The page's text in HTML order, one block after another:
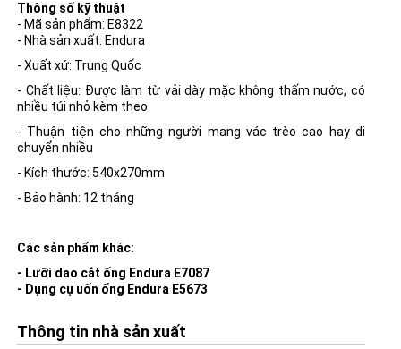
Thông số kỹ thuật
- Mã sản phẩm: E8322
- Nhà sản xuất: Endura
- Xuất xứ: Trung Quốc
- Chất liệu: Được làm từ vải dày mặc không thấm nước, có
nhiều túi nhỏ kèm theo
- Thuận tiện cho những người mang vác trèo cao hay di
chuyển nhiều
- Kích thước: 540x270mm
- Bảo hành: 12 tháng
Các sản phẩm khác:
- Lưỡi dao cắt ống Endura E7087
- Dụng cụ uốn ống Endura E5673
Thông tin nhà sản xuất